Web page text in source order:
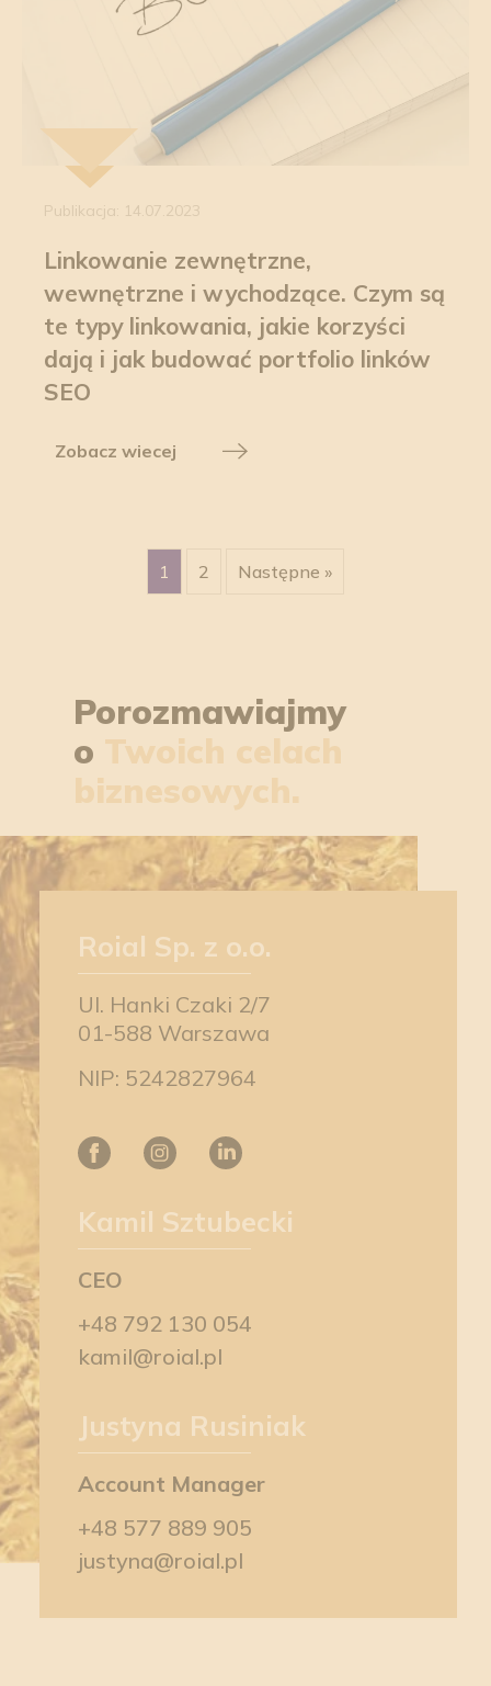
Publikacja: 14.07.2023
Linkowanie zewnętrzne,
wewnętrzne i wychodzące. Czym są
te typy linkowania, jakie korzyści
dają i jak budować portfolio linków
SEO
Zobacz wiecej
1 2 Następne »
Porozmawiajmy
o Twoich celach
biznesowych.
Roial Sp. z o.o.
Ul. Hanki Czaki 2/7
01-588 Warszawa
NIP: 5242827964
Kamil Sztubecki
CEO
+48 792 130 054
kamil@roial.pl
Justyna Rusiniak
Account Manager
+48 577 889 905
justyna@roial.pl